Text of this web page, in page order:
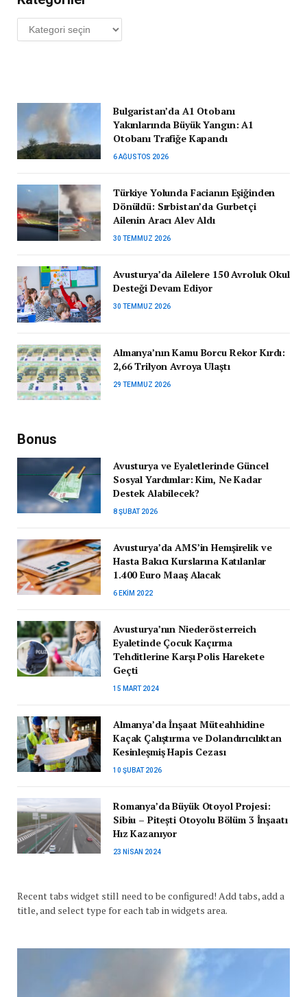
Kategoriler
Bulgaristan’da A1 Otobanı
Yakınlarında Büyük Yangın: A1
Otobanı Trafiğe Kapandı
6 AĞUSTOS 2026
Türkiye Yolunda Facianın Eşiğinden
Dönüldü: Sırbistan’da Gurbetçi
Ailenin Aracı Alev Aldı
30 TEMMUZ 2026
Avusturya’da Ailelere 150 Avroluk Okul
Desteği Devam Ediyor
30 TEMMUZ 2026
Almanya’nın Kamu Borcu Rekor Kırdı:
2,66 Trilyon Avroya Ulaştı
29 TEMMUZ 2026
Bonus
Avusturya ve Eyaletlerinde Güncel
Sosyal Yardımlar: Kim, Ne Kadar
Destek Alabilecek?
8 ŞUBAT 2026
Avusturya’da AMS’in Hemşirelik ve
Hasta Bakıcı Kurslarına Katılanlar
1.400 Euro Maaş Alacak
6 EKIM 2022
Avusturya’nın Niederösterreich
Eyaletinde Çocuk Kaçırma
Tehditlerine Karşı Polis Harekete
Geçti
15 MART 2024
Almanya’da İnşaat Müteahhidine
Kaçak Çalıştırma ve Dolandırıcılıktan
Kesinleşmiş Hapis Cezası
10 ŞUBAT 2026
Romanya’da Büyük Otoyol Projesi:
Sibiu – Pitești Otoyolu Bölüm 3 İnşaatı
Hız Kazanıyor
23 NISAN 2024
Recent tabs widget still need to be configured! Add tabs, add a
title, and select type for each tab in widgets area.